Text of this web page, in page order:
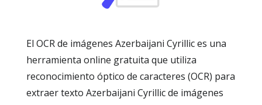
El OCR de imágenes Azerbaijani Cyrillic es una
herramienta online gratuita que utiliza
reconocimiento óptico de caracteres (OCR) para
extraer texto Azerbaijani Cyrillic de imágenes